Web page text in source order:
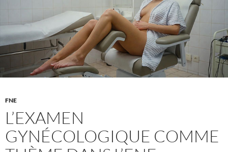
et
sensualité
FNE
L’EXAMEN
GYNÉCOLOGIQUE COMME